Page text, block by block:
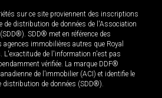
sur ce site proviennent des inscriptions
de distribution de données de l'Association
SDD® met en référence des
immobilières autres que Royal
L'exactitude de l'information n'est pas
vérifiée. La marque DDF®
de l’immobilier (ACI) et identifie le
distribution de données (SDD®).